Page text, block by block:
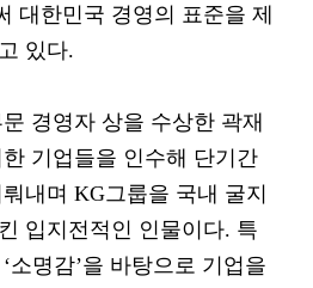
대한민국 경영의 표준을 제
있다.
경영자 상을 수상한 곽재
기업들을 인수해 단기간
내며 KG그룹을 국내 굴지
입지전적인 인물이다. 특
소명감’을 바탕으로 기업을